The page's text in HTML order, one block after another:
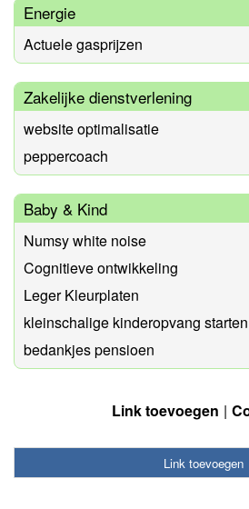
Energie
Actuele gasprijzen
Zakelijke dienstverlening
website optimalisatie
peppercoach
Baby & Kind
Numsy white noise
Cognitieve ontwikkeling
Leger Kleurplaten
kleinschalige kinderopvang starten
bedankjes pensioen
Link toevoegen
Link toevoegen